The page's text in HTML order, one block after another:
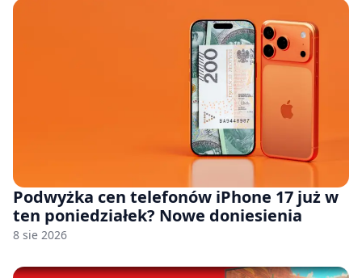
Podwyżka cen telefonów iPhone 17 już w
ten poniedziałek? Nowe doniesienia
8 sie 2026